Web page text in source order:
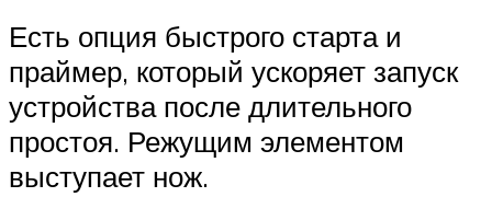
Есть опция быстрого старта и
праймер, который ускоряет запуск
устройства после длительного
простоя. Режущим элементом
выступает нож.